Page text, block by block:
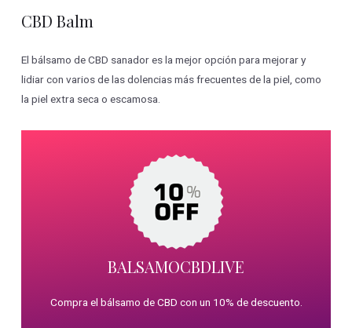
CBD Balm
El bálsamo de CBD sanador es la mejor opción para mejorar y
lidiar con varios de las dolencias más frecuentes de la piel, como
la piel extra seca o escamosa.
BALSAMOCBDLIVE
Compra el bálsamo de CBD con un 10% de descuento.